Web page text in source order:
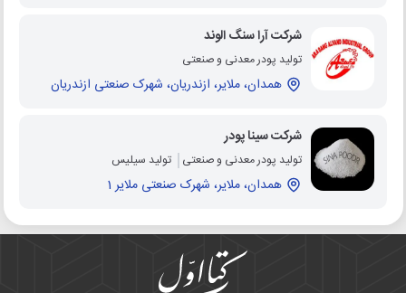
شرکت آرا سنگ الوند
تولید پودر معدنی و صنعتی
همدان، ملایر، ازندریان، شهرک صنعتی ازندریان
شرکت سینا پودر
تولید پودر معدنی و صنعتی تولید سیلیس
همدان، ملایر، شهرک صنعتی ملایر 1